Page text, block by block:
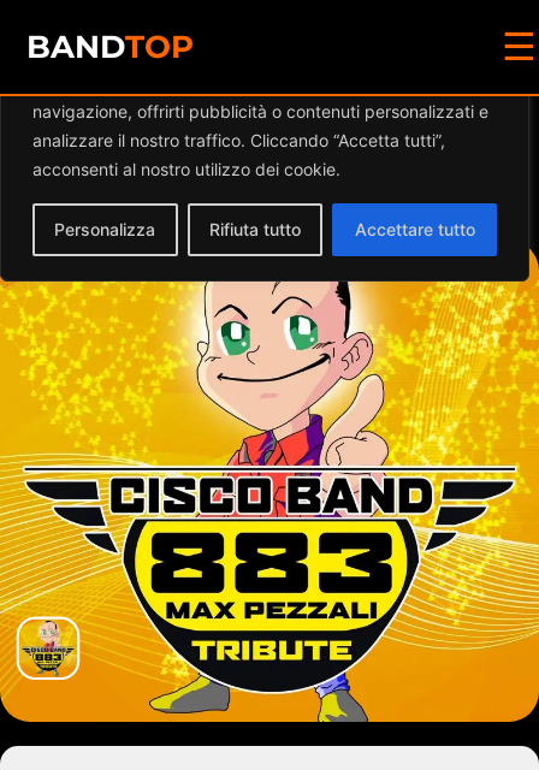
Diamo valore alla tua privacy
navigazione, offrirti pubblicità o contenuti personalizzati e
analizzare il nostro traffico. Cliccando “Accetta tutti”,
acconsenti al nostro utilizzo dei cookie.
Personalizza Rifiuta tutto Accettare tutto
BANDTOP ☰
Events by this
organizer